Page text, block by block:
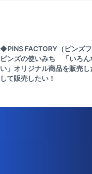
◆PINS FACTORY（ピンズ
ピンズの使いみち 「いろん
い」オリジナル商品を販売
して販売したい！